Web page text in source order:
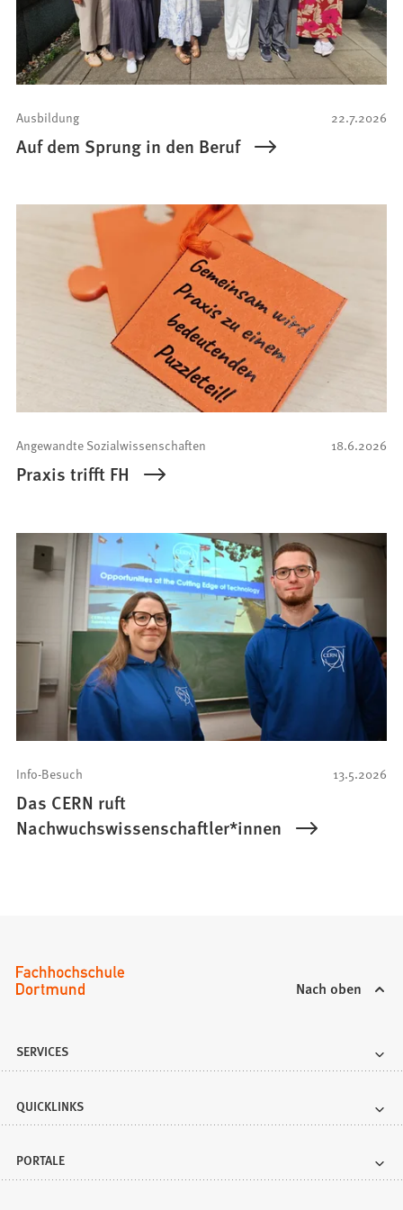
22.7.2026
Ausbildung
Auf dem Sprung in den Beruf
18.6.2026
Angewandte Sozialwissenschaften
Praxis trifft FH
13.5.2026
Info-Besuch
Das CERN ruft
Nachwuchswissenschaftler*innen
Nach oben
SERVICES
QUICKLINKS
PORTALE